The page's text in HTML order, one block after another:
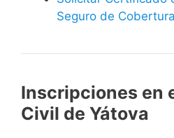
Seguro de
Inscripciones en
Civil de Yátova